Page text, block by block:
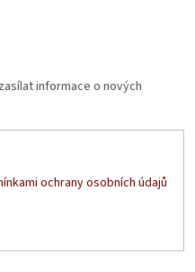
informace o nových
ochrany osobních údajů